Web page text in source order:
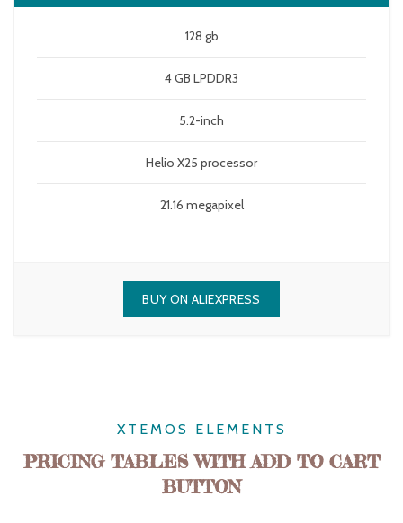
128 gb
4 GB LPDDR3
5.2-inch
Helio X25 processor
21.16 megapixel
BUY ON ALIEXPRESS
XTEMOS ELEMENTS
PRICING TABLES WITH ADD TO CART
BUTTON